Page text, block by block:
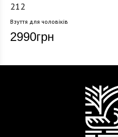
212
Взуття для чоловіків
2990грн